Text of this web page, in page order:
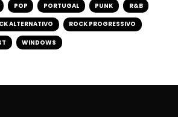
POP PORTUGAL PUNK R&B
ALTERNATIVO ROCK PROGRESSIVO
WINDOWS